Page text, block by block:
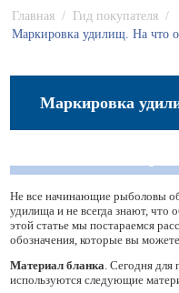
Главная / Гид покупателя /
Маркировка удилищ. На что
Маркировка
Не все начинающие рыболовы
удилища и не всегда знают, что
этой статье мы постараемся
обозначения, которые вы
Материал бланка . Сегодня
используются следующие